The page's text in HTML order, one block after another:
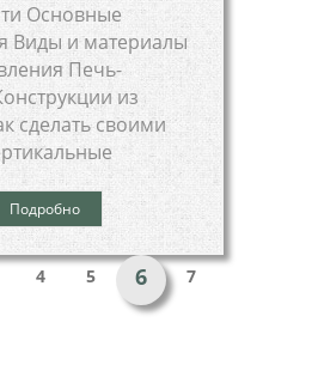
Основные
Виды и материалы
Печь-
из
сделать своими
Подробно
4 5 6 7